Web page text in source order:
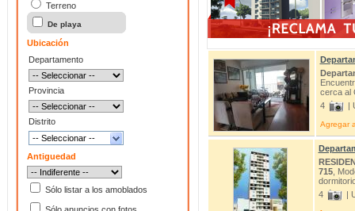
Terreno
De playa
Ubicación
Departamento
Provincia
Distrito
-- Seleccionar --
Antiguedad
Sólo listar a los amoblados
cerca al
4
|
Agregar
715,
4
|